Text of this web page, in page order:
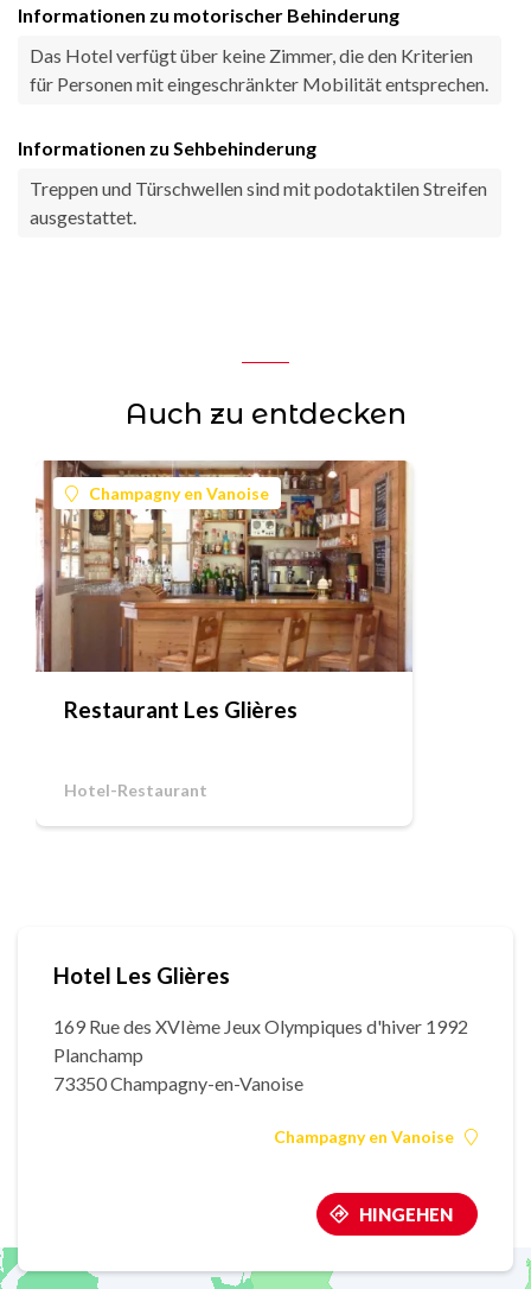
Informationen zu motorischer Behinderung
Das Hotel verfügt über keine Zimmer, die den Kriterien
für Personen mit eingeschränkter Mobilität entsprechen.
Informationen zu Sehbehinderung
Treppen und Türschwellen sind mit podotaktilen Streifen
ausgestattet.
Auch zu entdecken
Champagny en Vanoise
Restaurant Les Glières
Hotel-Restaurant
Hotel Les Glières
169 Rue des XVIème Jeux Olympiques d'hiver 1992
Planchamp
73350 Champagny-en-Vanoise
Champagny en Vanoise
HINGEHEN